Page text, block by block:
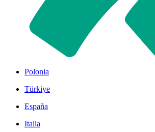
Polonia
Türkiye
España
Italia